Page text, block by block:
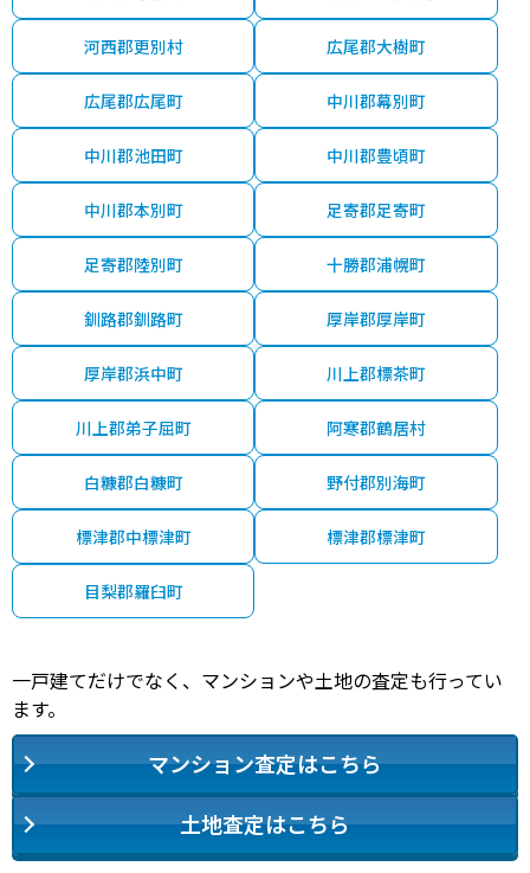
河西郡更別村 広尾郡大樹町
広尾郡広尾町 中川郡幕別町
中川郡池田町 中川郡豊頃町
中川郡本別町 足寄郡足寄町
足寄郡陸別町 十勝郡浦幌町
釧路郡釧路町 厚岸郡厚岸町
厚岸郡浜中町 川上郡標茶町
川上郡弟子屈町 阿寒郡鶴居村
白糠郡白糠町 野付郡別海町
標津郡中標津町 標津郡標津町
目梨郡羅臼町
一戸建てだけでなく、マンションや土地の査定も行ってい
ます。
マンション査定はこちら
土地査定はこちら